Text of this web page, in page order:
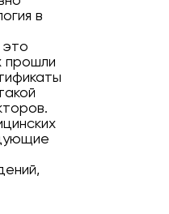
в
это
прошли